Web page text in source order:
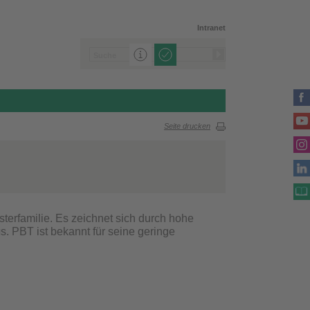
Intranet
Seite drucken
Es zeichnet sich durch hohe
PBT ist bekannt für seine geringe